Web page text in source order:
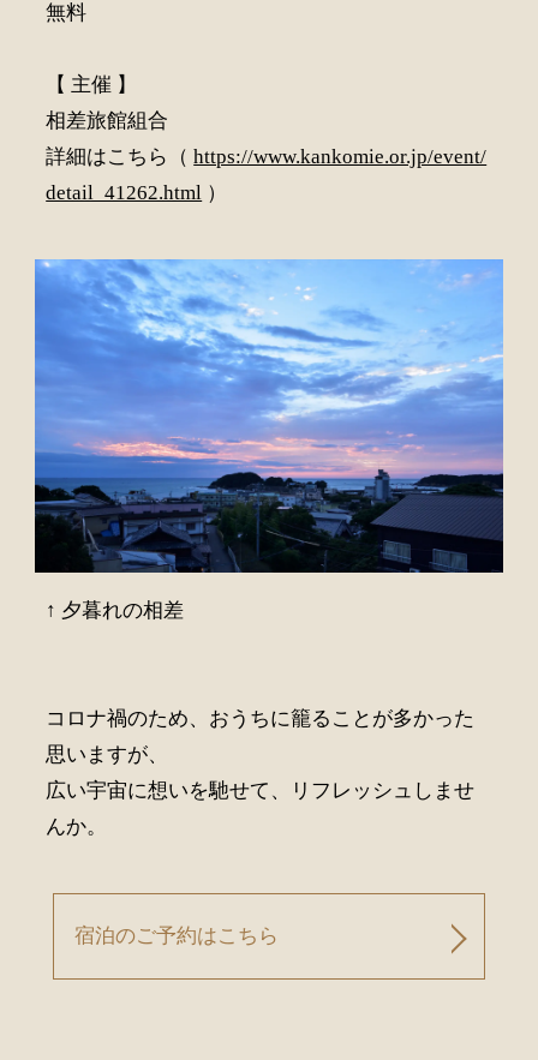
無料
【 主催 】
相差旅館組合
詳細はこちら（https://www.kankomie.or.jp/event/
detail_41262.html ）
↑ 夕暮れの相差
コロナ禍のため、おうちに籠ることが多かった
思いますが、
広い宇宙に想いを馳せて、リフレッシュしませ
んか。
宿泊のご予約はこちら